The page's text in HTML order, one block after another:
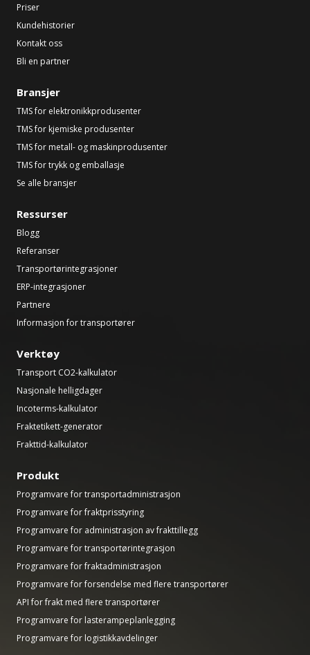
Priser
Kundehistorier
Kontakt oss
Bli en partner
Bransjer
TMS for elektronikkprodusenter
TMS for kjemiske produsenter
TMS for metall- og maskinprodusenter
TMS for trykk og emballasje
Se alle bransjer
Ressurser
Blogg
Referanser
Transportørintegrasjoner
ERP-integrasjoner
Partnere
Informasjon for transportører
Verktøy
Transport CO2-kalkulator
Nasjonale helligdager
Incoterms-kalkulator
Fraktetikett-generator
Frakttid-kalkulator
Produkt
Programvare for transportadministrasjon
Programvare for fraktprisstyring
Programvare for administrasjon av frakttillegg
Programvare for transportørintegrasjon
Programvare for fraktadministrasjon
Programvare for forsendelse med flere transportører
API for frakt med flere transportører
Programvare for lasterampeplanlegging
Programvare for logistikkavdelinger